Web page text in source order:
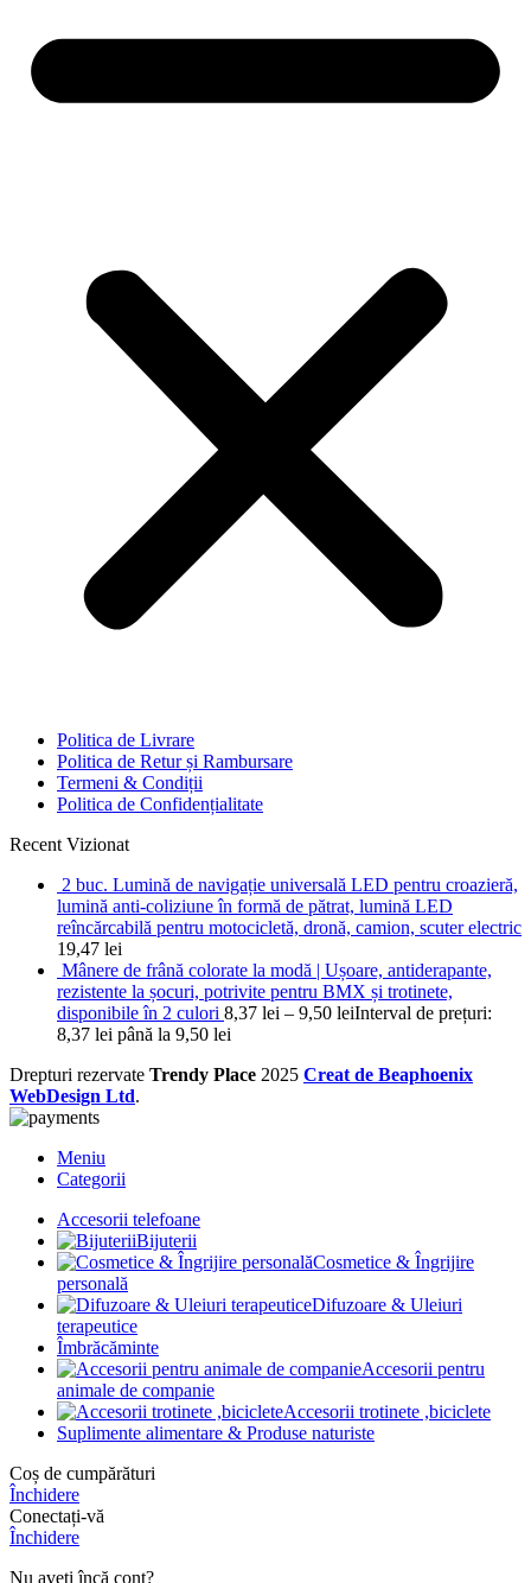
Politica de Livrare
Politica de Retur și Rambursare
Termeni & Condiții
Politica de Confidențialitate
Recent Vizionat
2 buc. Lumină de navigație universală LED pentru croazieră,
lumină anti-coliziune în formă de pătrat, lumină LED
reîncărcabilă pentru motocicletă, dronă, camion, scuter electric
19,47 lei
Mânere de frână colorate la modă | Ușoare, antiderapante,
rezistente la șocuri, potrivite pentru BMX și trotinete,
disponibile în 2 culori 8,37 lei – 9,50 leiInterval de prețuri:
8,37 lei până la 9,50 lei
Drepturi rezervate Trendy Place 2025 Creat de Beaphoenix
WebDesign Ltd.
Meniu
Categorii
Accesorii telefoane
Bijuterii
Cosmetice & Îngrijire
personală
Difuzoare & Uleiuri
terapeutice
Îmbrăcăminte
Accesorii pentru
animale de companie
Accesorii trotinete ,biciclete
Suplimente alimentare & Produse naturiste
Coș de cumpărături
Închidere
Conectați-vă
Închidere
Nu aveți încă cont?